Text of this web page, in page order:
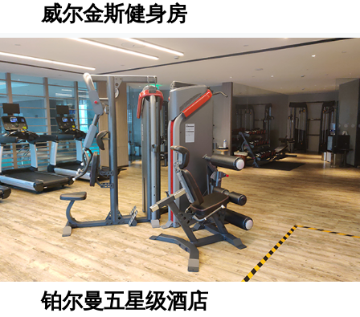
威尔金斯健身房
铂尔曼五星级酒店